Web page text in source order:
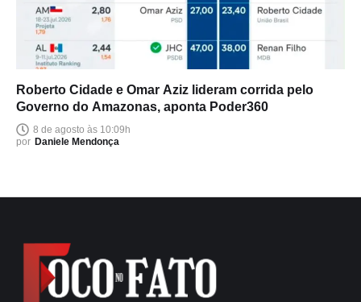
Roberto Cidade e Omar Aziz lideram corrida pelo
Governo do Amazonas, aponta Poder360
8 de agosto às 10:09h
por Daniele Mendonça